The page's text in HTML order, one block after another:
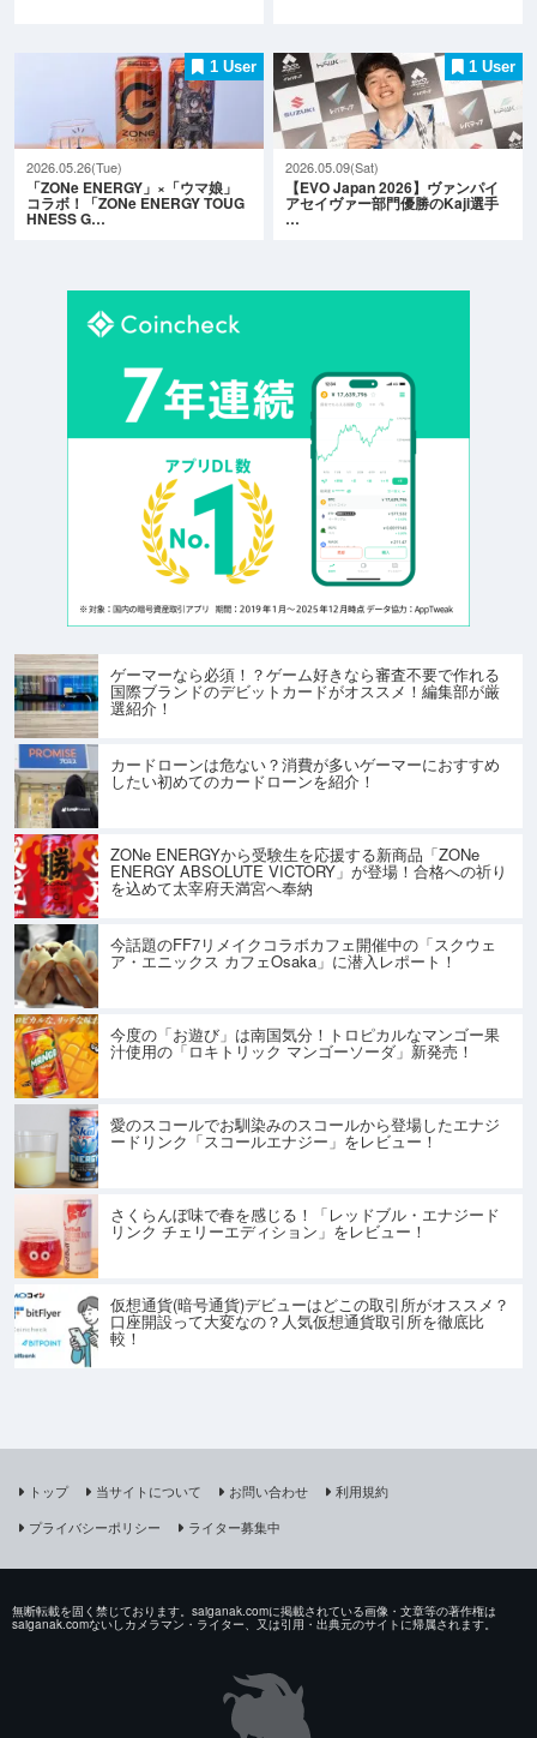
1 User
2026.05.26(Tue)
「ZONe ENERGY」×「ウマ娘」
コラボ！「ZONe ENERGY TOUG
HNESS G…
1 User
2026.05.09(Sat)
【EVO Japan 2026】ヴァンパイ
アセイヴァー部門優勝のKaji選手
…
ゲーマーなら必須！？ゲーム好きなら審査不要で作れる
国際ブランドのデビットカードがオススメ！編集部が厳
選紹介！
カードローンは危ない？消費が多いゲーマーにおすすめ
したい初めてのカードローンを紹介！
ZONe ENERGYから受験生を応援する新商品「ZONe
ENERGY ABSOLUTE VICTORY」が登場！合格への祈り
を込めて太宰府天満宮へ奉納
今話題のFF7リメイクコラボカフェ開催中の「スクウェ
ア・エニックス カフェOsaka」に潜入レポート！
今度の「お遊び」は南国気分！トロピカルなマンゴー果
汁使用の「ロキトリック マンゴーソーダ」新発売！
愛のスコールでお馴染みのスコールから登場したエナジ
ードリンク「スコールエナジー」をレビュー！
さくらんぼ味で春を感じる！「レッドブル・エナジード
リンク チェリーエディション」をレビュー！
仮想通貨(暗号通貨)デビューはどこの取引所がオススメ？
口座開設って大変なの？人気仮想通貨取引所を徹底比
較！
トップ 当サイトについて お問い合わせ
利用規約
プライバシーポリシー
ライター募集中
無断転載を固く禁じております。saiganak.comに掲載されている画像・文章等の著作権は
saiganak.comないしカメラマン・ライター、又は引用・出典元のサイトに帰属されます。